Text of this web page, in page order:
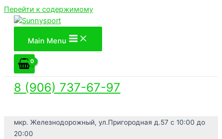
Перейти к содержимому
Main Menu
8 (906) 737-67-97
мкр. Железнодорожный, ул.Пригородная д.57 с 10:00 до
20:00